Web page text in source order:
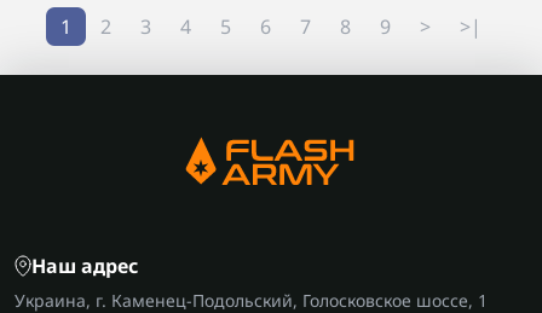
1 2 3 4 5 6 7 8 9 > >|
Наш адрес
Украина, г. Каменец-Подольский, Голосковское шоссе, 1